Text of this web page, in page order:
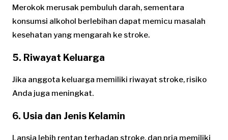
Merokok merusak pembuluh darah, sementara
konsumsi alkohol berlebihan dapat memicu masalah
kesehatan yang mengarah ke stroke.
5. Riwayat Keluarga
Jika anggota keluarga memiliki riwayat stroke, risiko
Anda juga meningkat.
6. Usia dan Jenis Kelamin
Lansia lebih rentan terhadap stroke, dan pria memiliki